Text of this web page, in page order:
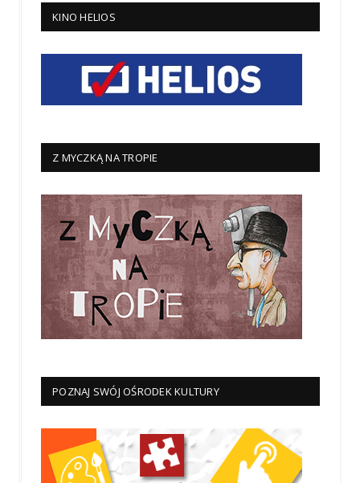
KINO HELIOS
Z MYCZKĄ NA TROPIE
POZNAJ SWÓJ OŚRODEK KULTURY